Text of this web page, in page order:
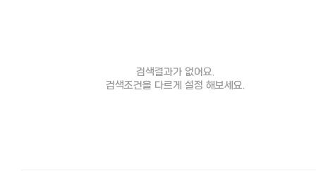
검색결과가 없어요.
검색조건을 다르게 설정 해보세요.